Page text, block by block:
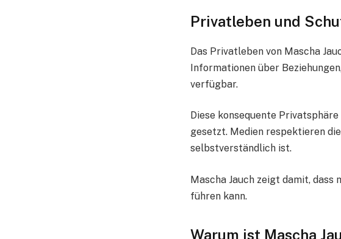
Privatleben und
Das Privatleben von Mascha
Informationen über
verfügbar.
Diese konsequente
gesetzt. Medien respektieren
selbstverständlich ist.
Mascha Jauch zeigt damit,
führen kann.
Warum ist Mascha